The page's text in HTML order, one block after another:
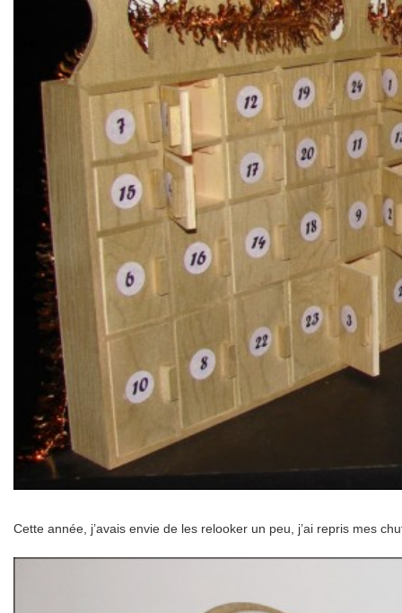
Cette année, j’avais envie de les relooker un peu, j’ai repris mes